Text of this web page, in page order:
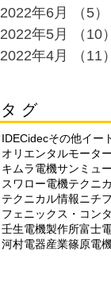
2022年6月
（5）
2022年5月
（10）
2022年4月
（11）
タ グ
IDECidecその他イー
オリエンタルモーター
キムラ電機サンミュ
スワロー電機テクニ
テクニカル情報ニチフ
フェニックス・コン
壬生電機製作所富士
河村電器産業篠原電